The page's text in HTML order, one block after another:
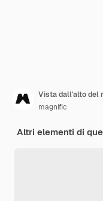
magnific
Altri elementi di